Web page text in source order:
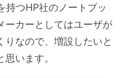
持つHP社のノートブッ
ーカーとしてはユーザが
なので、増設したいと
います。